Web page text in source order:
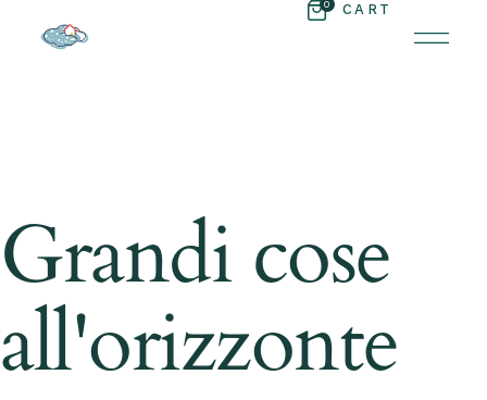
0 CART
Grandi cose
all'orizzonte